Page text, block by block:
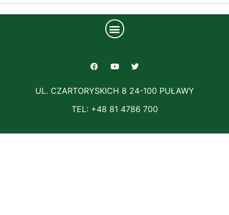
UL. CZARTORYSKICH 8 24-100 PUŁAWY
TEL: +48 81 4786 700